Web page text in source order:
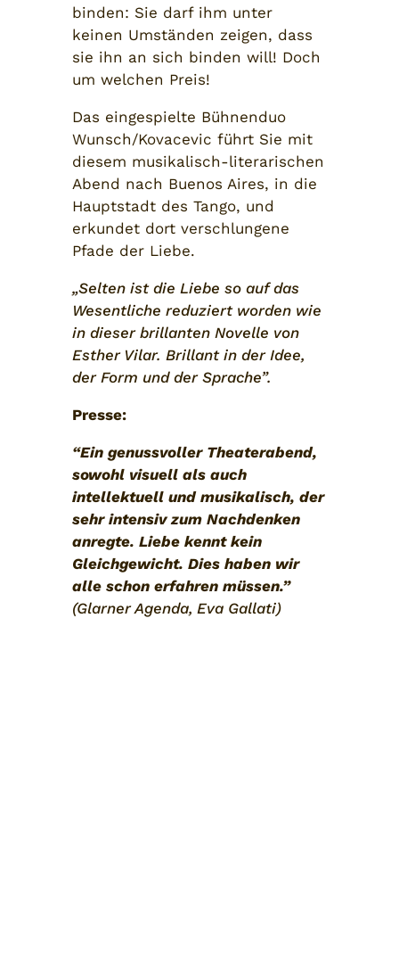
binden: Sie darf ihm unter
keinen Umständen zeigen, dass
sie ihn an sich binden will! Doch
um welchen Preis!
Das eingespielte Bühnenduo
Wunsch/Kovacevic führt Sie mit
diesem musikalisch-literarischen
Abend nach Buenos Aires, in die
Hauptstadt des Tango, und
erkundet dort verschlungene
Pfade der Liebe.
„Selten ist die Liebe so auf das
Wesentliche reduziert worden wie
in dieser brillanten Novelle von
Esther Vilar. Brillant in der Idee,
der Form und der Sprache”.
Presse:
“Ein genussvoller Theaterabend,
sowohl visuell als auch
intellektuell und musikalisch, der
sehr intensiv zum Nachdenken
anregte. Liebe kennt kein
Gleichgewicht. Dies haben wir
alle schon erfahren müssen.”
(Glarner Agenda, Eva Gallati)